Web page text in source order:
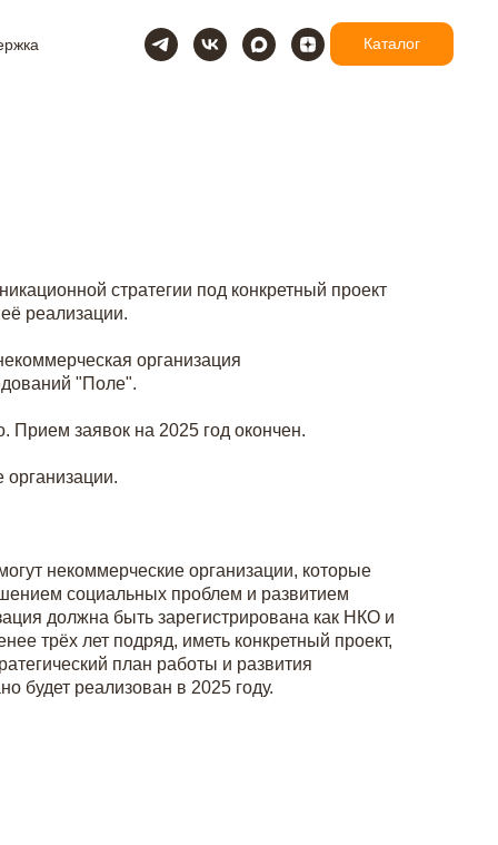
Каталог
стратегии под конкретный проект
реализации.
организация
"Поле".
Прием заявок на 2025 год окончен.
организации.
некоммерческие организации, которые
социальных проблем и развитием
должна быть зарегистрирована как НКО и
трёх лет подряд, иметь конкретный проект,
план работы и развития
будет реализован в 2025 году.